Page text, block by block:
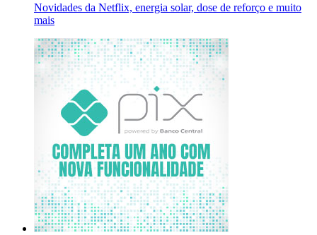
Novidades da Netflix, energia solar, dose de reforço e muito
mais